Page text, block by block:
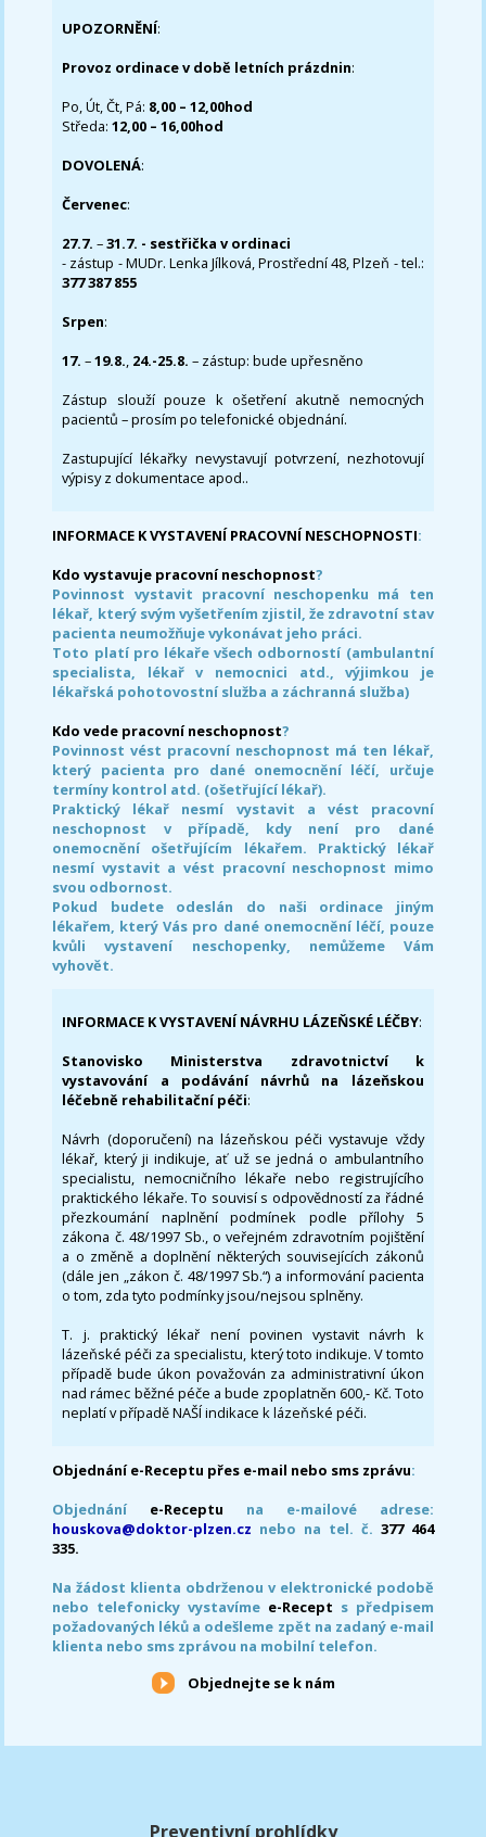
UPOZORNĚNÍ:
Provoz ordinace v době letních prázdnin:
Po, Út, Čt, Pá: 8,00 – 12,00hod
Středa:12,00 – 16,00hod
DOVOLENÁ:
Červenec:
27.7.–31.7. - sestřička v ordinaci
- zástup - MUDr. Lenka Jílková, Prostřední 48, Plzeň - tel.:
377 387 855
Srpen:
17. –19.8., 24.-25.8. – zástup: bude upřesněno
Zástup slouží pouze k ošetření akutně nemocných
pacientů – prosím po telefonické objednání.
Zastupující lékařky nevystavují potvrzení, nezhotovují
výpisy z dokumentace apod..
INFORMACE K VYSTAVENÍ PRACOVNÍ NESCHOPNOSTI:
Kdo vystavuje pracovní neschopnost?
Povinnost vystavit pracovní neschopenku má ten
lékař, který svým vyšetřením zjistil, že zdravotní stav
pacienta neumožňuje vykonávat jeho práci.
Toto platí pro lékaře všech odborností (ambulantní
specialista, lékař v nemocnici atd., výjimkou je
lékařská pohotovostní služba a záchranná služba)
Kdo vede pracovní neschopnost?
Povinnost vést pracovní neschopnost má ten lékař,
který pacienta pro dané onemocnění léčí, určuje
termíny kontrol atd. (ošetřující lékař).
Praktický lékař nesmí vystavit a vést pracovní
neschopnost v případě, kdy není pro dané
onemocnění ošetřujícím lékařem. Praktický lékař
nesmí vystavit a vést pracovní neschopnost mimo
svou odbornost.
Pokud budete odeslán do naši ordinace jiným
lékařem, který Vás pro dané onemocnění léčí, pouze
kvůli vystavení neschopenky, nemůžeme Vám
vyhovět.
INFORMACE K VYSTAVENÍ NÁVRHU LÁZEŇSKÉ LÉČBY:
Stanovisko Ministerstva zdravotnictví k
vystavování a podávání návrhů na lázeňskou
léčebně rehabilitační péči:
Návrh (doporučení) na lázeňskou péči vystavuje vždy
lékař, který ji indikuje, ať už se jedná o ambulantního
specialistu, nemocničního lékaře nebo registrujícího
praktického lékaře. To souvisí s odpovědností za řádné
přezkoumání naplnění podmínek podle přílohy 5
zákona č. 48/1997 Sb., o veřejném zdravotním pojištění
a o změně a doplnění některých souvisejících zákonů
(dále jen „zákon č. 48/1997 Sb.“) a informování pacienta
o tom, zda tyto podmínky jsou/nejsou splněny.
T. j. praktický lékař není povinen vystavit návrh k
lázeňské péči za specialistu, který toto indikuje. V tomto
případě bude úkon považován za administrativní úkon
nad rámec běžné péče a bude zpoplatněn 600,- Kč. Toto
neplatí v případě NAŠÍ indikace k lázeňské péči.
Objednání e-Receptu přes e-mail nebo sms zprávu:
Objednání e-Receptu na e-mailové adrese:
houskova@doktor-plzen.cz nebo na tel. č. 377 464
335.
Na žádost klienta obdrženou v elektronické podobě
nebo telefonicky vystavíme e-Recept s předpisem
požadovaných léků a odešleme zpět na zadaný e-mail
klienta nebo sms zprávou na mobilní telefon.
Objednejte se k nám
Preventivní prohlídky